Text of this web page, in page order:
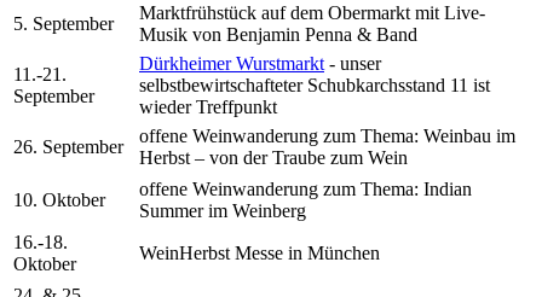
5. September
Marktfrühstück auf dem Obermarkt mit Live-
Musik von Benjamin Penna & Band
11.-21.
September
Dürkheimer Wurstmarkt - unser
selbstbewirtschafteter Schubkarchsstand 11 ist
wieder Treffpunkt
26. September
offene Weinwanderung zum Thema: Weinbau im
Herbst – von der Traube zum Wein
10. Oktober
offene Weinwanderung zum Thema: Indian
Summer im Weinberg
16.-18.
Oktober
WeinHerbst Messe in München